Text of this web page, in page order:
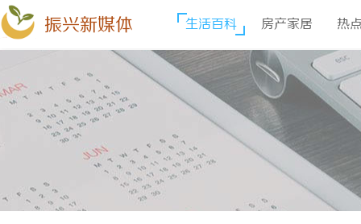
振兴新媒体 生活百科 房产家居 热